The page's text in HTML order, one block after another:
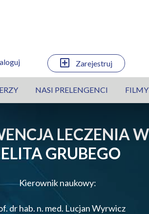
Zarejestruj
NASI PRELENGENCI FILMY
LECZENIA
GRUBEGO
Kierownik naukowy:
dr hab. n. med. Lucjan Wyrwicz